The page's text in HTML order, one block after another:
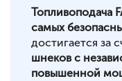
Топливоподача
самых
достигается за
шнеков с
повышенной